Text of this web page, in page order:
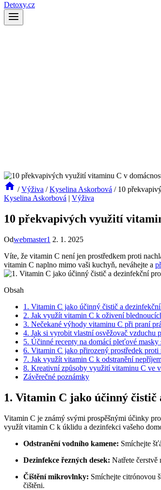
Detoxy.cz
/ Výživa / Kyselina Askorbová / 10
Kyselina Askorbová | Výživa
10 překvapivých využití
Odwebmaster1 2. 1. 2025
Víte, že vitamin C není jen prostředkem proti
vitamin C naplno mimo vaši kuchyň, neváhejte a
Obsah
1. Vitamin C jako účinný čistič a
2. Jak využít vitamin C k oživení
3. Nečekané výhody vitaminu C při praní
4. Jak si vyrobit vlastní osvěžovač vzduchu
5. Účinné recepty na domácí pleťové masky
6. Vitamin C jako přirozený prostředek
7. Jak využít vitamin C k odstranění
8. Kreativní způsoby využití vitaminu C ve
Závěrečné poznámky
1. Vitamin C jako účinný
Vitamin C je známý svými prospěšnými účinky
využít vitamin C k úklidu a dezinfekci vašeho
Odstranění vodního kamene: Smíchejte
Dezinfekce řezných desek: Natřete čerstvě
Čištění mikrovlnky: Smíchejte citrónovou
čištěni.